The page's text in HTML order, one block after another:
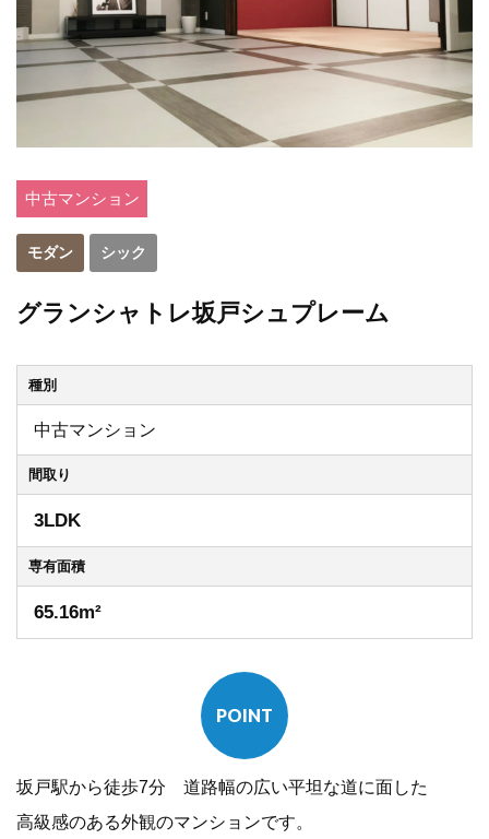
中古マンション
モダン シック
グランシャトレ坂戸シュプレーム
種別
中古マンション
間取り
3LDK
専有面積
65.16m²
POINT
坂戸駅から徒歩7分 道路幅の広い平坦な道に面した
高級感のある外観のマンションです。